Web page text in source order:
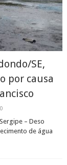
SE,
por causa
0
– Deso
de água